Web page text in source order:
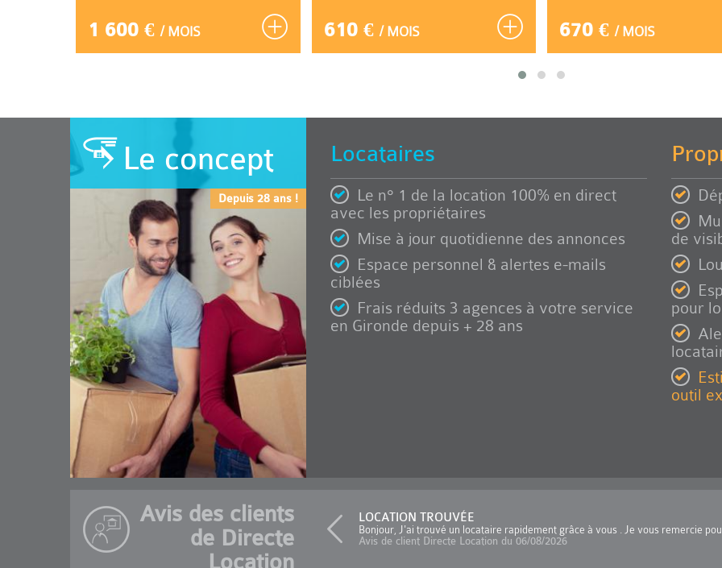
1 600 €/ MOIS 610 €/ MOIS 670 €/ MOIS
Le concept
Depuis 28 ans !
Locataires
Le n° 1 de la location 100% en direct
avec les propriétaires
Mise à jour quotidienne des annonces
Espace personnel & alertes e-mails
ciblées
Frais réduits 3 agences à votre service
en Gironde depuis + 28 ans
de
pour
outil
Avis des clients
de Directe
Location
LOCATION TROUVÉE
Bonjour, J'ai trouvé un locataire rapidement grâce à vous . Je vous remercie
Avis de client Directe Location du 06/08/2026